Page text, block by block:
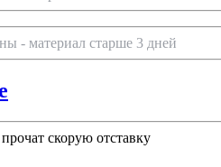
- материал старше 3 дней